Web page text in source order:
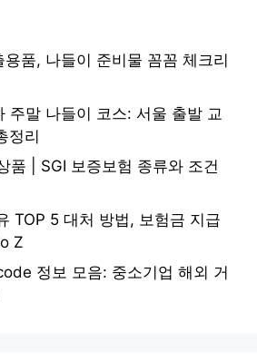
품, 나들이 준비물 꼼꼼 체크리
주말 나들이 코스: 서울 출발 교
정리
품 | SGI 보증보험 종류와 조건
TOP 5 대처 방법, 보험금 지급
Z
정보 모음: 중소기업 해외 거